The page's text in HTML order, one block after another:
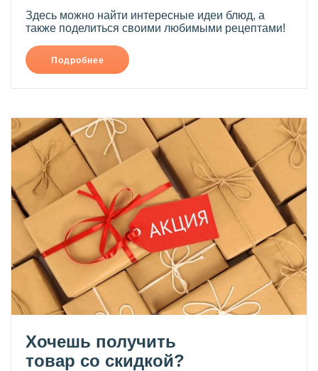
Здесь можно найти интересные идеи блюд, а
также поделиться своими любимыми рецептами!
Подробнее
Хочешь получить
товар со скидкой?